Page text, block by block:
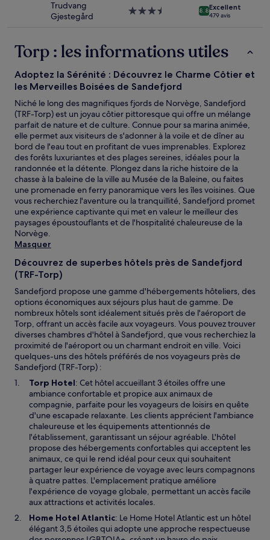
s’appliquer.
Trudvang
Gjestegård
Hébergement
8.8Excellent
479 avis
Torp : les informations utiles
Adoptez la Sérénité : Découvrez le Charme Côtier et
les Merveilles Boisées de Sandefjord
Niché le long des magnifiques fjords de Norvège, Sandefjord
(TRF-Torp) est un joyau côtier pittoresque qui offre un mélange
parfait de nature et de culture. Connue pour sa marina animée,
elle permet aux visiteurs de s'adonner à la voile et de dîner au
bord de l'eau tout en profitant de vues imprenables. Explorez
des forêts luxuriantes et des plages sereines, idéales pour la
randonnée et la détente. Plongez dans la riche histoire de la
chasse à la baleine de la ville au Musée de la Baleine, ou faites
une promenade en ferry panoramique vers les îles voisines. Que
vous recherchiez l'aventure ou la tranquillité, Sandefjord promet
une expérience captivante qui met en valeur le meilleur des
paysages époustouflants et de l'hospitalité chaleureuse de la
Norvège.
Masquer
Découvrez de superbes hôtels près de Sandefjord
(TRF-Torp)
Sandefjord propose une gamme d'hébergements hôteliers, des
options économiques aux séjours plus haut de gamme. De
nombreux hôtels sont idéalement situés près de l'aéroport de
Torp, offrant un accès facile aux voyageurs. Vous pouvez trouver
diverses chambres d'hôtel à Sandefjord, que vous recherchiez la
proximité de l'aéroport ou un charmant endroit en ville. Voici
quelques-uns des hôtels préférés de nos voyageurs près de
Sandefjord (TRF-Torp) :
Torp Hotel: Cet hôtel accueillant 3 étoiles offre une
ambiance confortable et propice aux animaux de
compagnie, parfaite pour les voyageurs de loisirs en quête
d'une escapade relaxante. Les clients apprécient l'ambiance
chaleureuse et les équipements attentionnés de
l'établissement, garantissant un séjour agréable. L'hôtel
propose des hébergements confortables qui acceptent les
animaux, ce qui le rend idéal pour ceux qui souhaitent
partager leur expérience de voyage avec leurs compagnons
à quatre pattes. L'emplacement pratique améliore
l'expérience de voyage globale, permettant un accès facile
aux attractions et activités locales.
Home Hotel Atlantic: Le Home Hotel Atlantic est un hôtel
élégant 3,5 étoiles qui adopte une approche respectueuse